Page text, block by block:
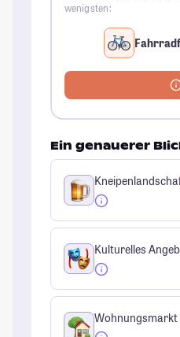
wenigsten:
Ein genauerer
Kulturelles
Wohnungsmarkt